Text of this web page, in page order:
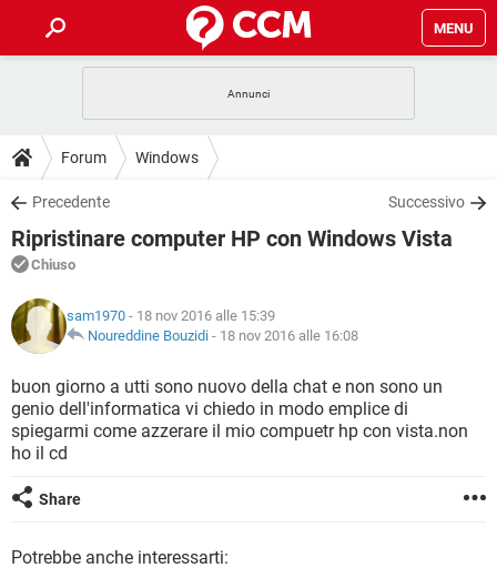
MENU
INTRATTENIMENTO
iOS
INSTAGRAM WHATSAPP
TIKTOK
HARDWARE
GUIDE
COVID-19
iOS
INSTAGRAM
TIKTOK FACEBOOK
DOWNLOAD
COVID-19 GAMING
INTRATTENIMENTO
iOS WINDOWS 10
INSTAGRAM
TIKTOK FACEBOOK
HARDWARE
FORUM
COVID-19
INTRATTENIMENTO ANDROID
INSTAGRAM WHATSAPP
TIKTOK
HARDWARE
GLOSSARIO
COVID-19
INTRATTENIMENTO ANDROID
iOS WINDOWS 10
TIKTOK
Forum Windows
Precedente Successivo
Ripristinare computer HP con Windows Vista
Chiuso
sam1970 - 18 nov 2016 alle 15:39
Noureddine Bouzidi - 18 nov 2016 alle 16:08
buon giorno a utti sono nuovo della chat e non sono un
genio dell'informatica vi chiedo in modo emplice di
spiegarmi come azzerare il mio compuetr hp con vista.non
ho il cd
Share
Potrebbe anche interessarti: